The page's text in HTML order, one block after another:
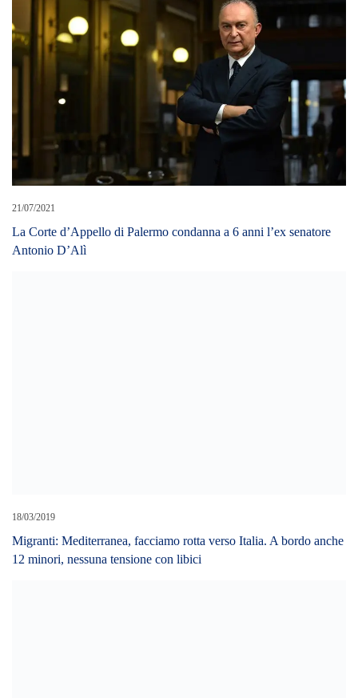
21/07/2021
La Corte d’Appello di Palermo condanna a 6 anni l’ex senatore
Antonio D’Alì
18/03/2019
Migranti: Mediterranea, facciamo rotta verso Italia. A bordo anche
12 minori, nessuna tensione con libici